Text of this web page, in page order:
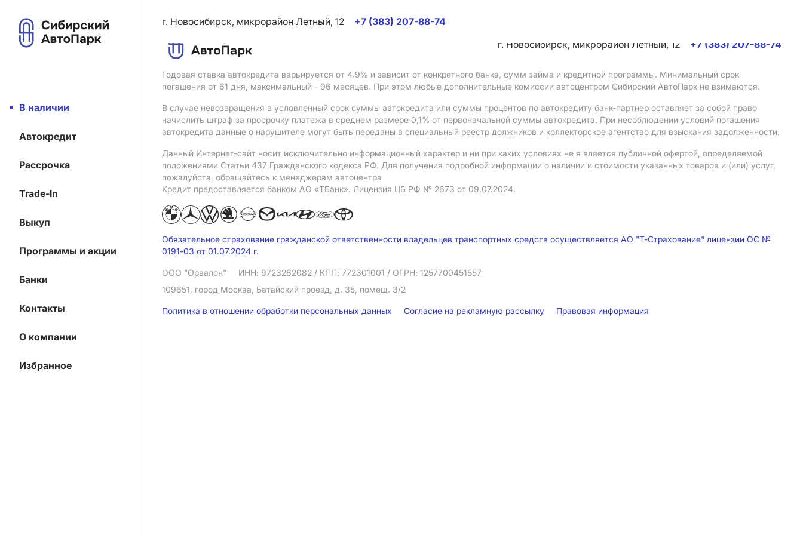
В наличии
Автокредит
Рассрочка
Trade-In
Выкуп
Программы и акции
Банки
Контакты
О компании
Избранное
г. Новосибирск, микрорайон Летный, 12
+7 (383) 207-88-74
г. Новосибирск, микрорайон Летный, 12
+7 (383) 207-88-74
Годовая ставка автокредита варьируется от 4.9% и зависит от конкретного банка, сумм займа и кредитной программы. Минимальный срок
погашения от 61 дня, максимальный - 96 месяцев. При этом любые дополнительные комиссии автоцентром Сибирский АвтоПарк не взимаются.
В случае невозвращения в условленный срок суммы автокредита или суммы процентов по автокредиту банк-партнер оставляет за собой право
начислить штраф за просрочку платежа в среднем размере 0,1% от первоначальной суммы автокредита. При несоблюдении условий погашения
автокредита данные о нарушителе могут быть переданы в специальный реестр должников и коллекторское агентство для взыскания задолженности.
Данный Интернет-сайт носит исключительно информационный характер и ни при каких условиях не я вляется публичной офертой, определяемой
положениями Статьи 437 Гражданского кодекса РФ. Для получения подробной информации о наличии и стоимости указанных товаров и (или) услуг,
пожалуйста, обращайтесь к менеджерам автоцентра
Кредит предоставляется банком АO «ТБанк». Лицензия ЦБ РФ № 2673 от 09.07.2024.
Обязательное страхование гражданской ответственности владельцев транспортных средств осуществляется АО "Т-Страхование" лицензии ОС №
0191-03 от 01.07.2024 г.
ООО "Орвалон" ИНН: 9723262082 / КПП: 772301001 / ОГРН: 1257700451557
109651, город Москва, Батайский проезд, д. 35, помещ. 3/2
Политика в отношении обработки персональных данных Согласие на рекламную рассылку Правовая информация